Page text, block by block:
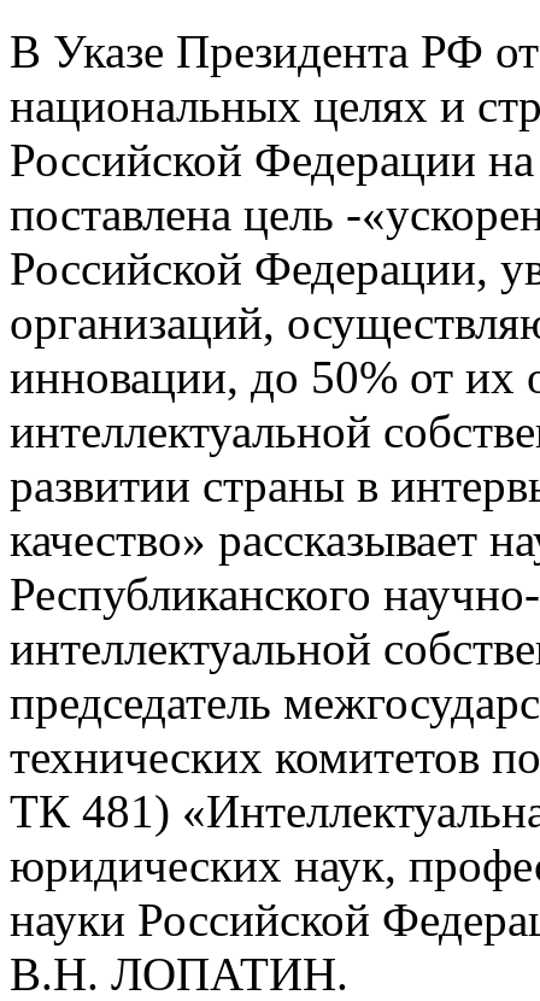
В Указе Президента РФ
национальных целях и
Российской Федерации
поставлена цель -
Российской Федерации,
организаций,
инновации, до 50% от их
интеллектуальной
развитии страны в
качество» рассказывает
Республиканского
интеллектуальной
председатель
технических комитетов
ТК 481)
юриди­ческих наук,
науки Российской
В.Н. ЛОПАТИН.